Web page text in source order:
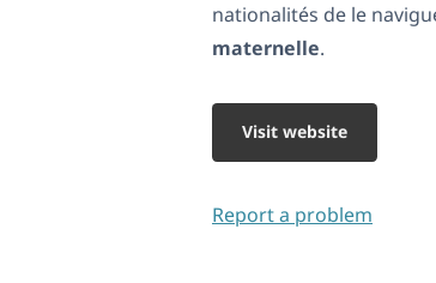
nationalités de le
maternelle.
Visit website
Report a problem